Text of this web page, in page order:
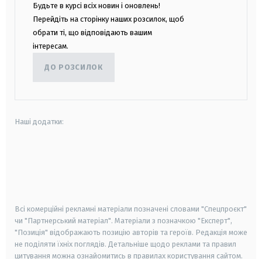
Будьте в курсі всіх новин і оновлень!
Перейдіть на сторінку наших розсилок, щоб
обрати ті, що відповідають вашим
інтересам.
ДО РОЗСИЛОК
Наші додатки:
Всі комерційні рекламні матеріали позначені словами "Спецпроєкт"
чи "Партнерський матеріал". Матеріали з позначкою "Експерт",
"Позиція" відображають позицію авторів та героїв. Редакція може
не поділяти їхніх поглядів. Детальніше щодо реклами та правил
цитування можна ознайомитись в правилах користування сайтом.